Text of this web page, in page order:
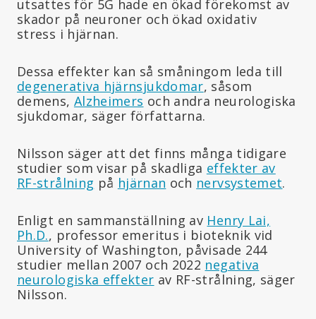
utsattes för 5G hade en ökad förekomst av
skador på neuroner och ökad oxidativ
stress i hjärnan.
Dessa effekter kan så småningom leda till
degenerativa hjärnsjukdomar, såsom
demens, Alzheimers och andra neurologiska
sjukdomar, säger författarna.
Nilsson säger att det finns många tidigare
studier som visar på skadliga effekter av
RF-strålning på hjärnan och nervsystemet.
Enligt en sammanställning av Henry Lai,
Ph.D., professor emeritus i bioteknik vid
University of Washington, påvisade 244
studier mellan 2007 och 2022 negativa
neurologiska effekter av RF-strålning, säger
Nilsson.